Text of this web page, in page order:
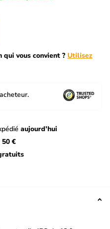
qui vous convient ? Utilisez
aujourd'hui
50 €